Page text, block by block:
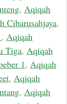
, Aqiqah
Cibarusahjaya,
, Aqiqah
Tiga, Aqiqah
1, Aqiqah
, Aqiqah
, Aqiqah